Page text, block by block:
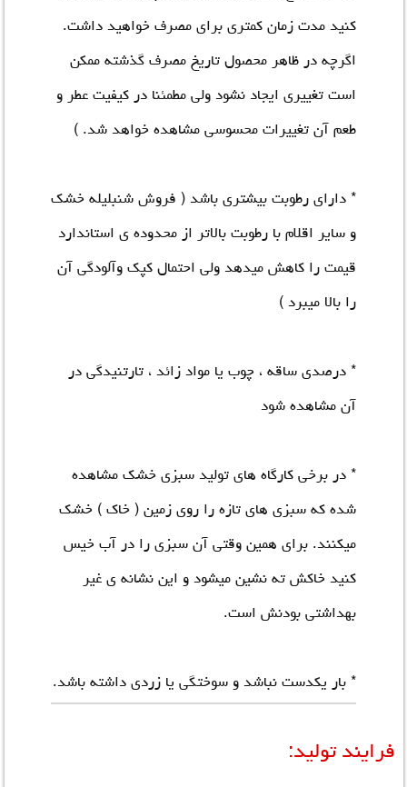
کنید مدت زمان کمتری برای مصرف خواهید داشت.
اگرچه در ظاهر محصول تاریخ مصرف گذشته ممکن
است تغییری ایجاد نشود ولی مطمئنا در کیفیت عطر و
طعم آن تغییرات محسوسی مشاهده خواهد شد. )
* دارای رطوبت بیشتری باشد ( فروش شنبلیله خشک
و سایر اقلام با رطوبت بالاتر از محدوده ی استاندارد
قیمت را کاهش میدهد ولی احتمال کپک وآلودگی آن
را بالا میبرد )
* درصدی ساقه ، چوب یا مواد زائد ، تارتنیدگی در
آن مشاهده شود
* در برخی کارگاه های تولید سبزی خشک مشاهده
شده که سبزی های تازه را روی زمین ( خاک ) خشک
میکنند. برای همین وقتی آن سبزی را در آب خیس
کنید خاکش ته نشین میشود و این نشانه ی غیر
بهداشتی بودنش است.
* بار یکدست نباشد و سوختگی یا زردی داشته باشد.
فرایند تولید: